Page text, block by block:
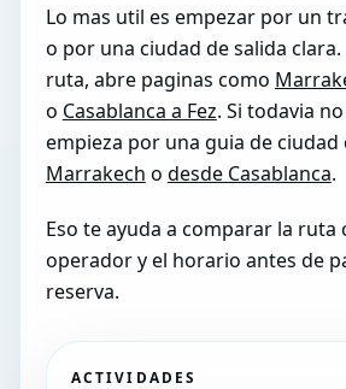
Lo mas util es empezar por un
o por una ciudad de salida clara.
ruta, abre paginas como
o Casablanca a Fez. Si todavia
empieza por una guia de ciudad
Marrakech o desde Casablanca.
Eso te ayuda a comparar la ruta
operador y el horario antes de
reserva.
ACTIVIDADES